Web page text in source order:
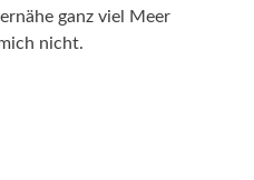
ganz viel Meer
nicht.